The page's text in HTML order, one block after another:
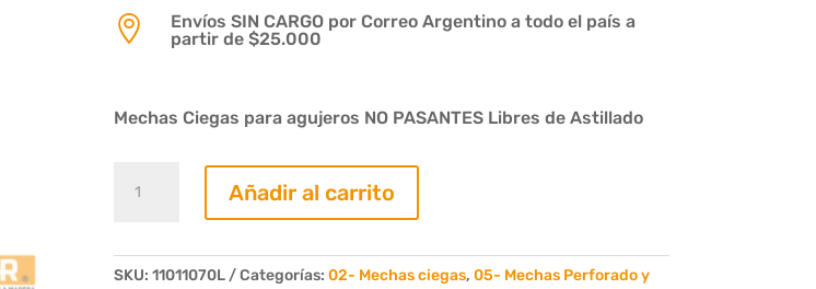

Envíos SIN CARGO por Correo Argentino a todo el país a
partir de $25.000
Mechas Ciegas para agujeros NO PASANTES Libres de Astillado
Ciega
Largo
Añadir al carrito
SKU: 11011070L Categorías: 02- Mechas ciegas, 05- Mechas Perforado y